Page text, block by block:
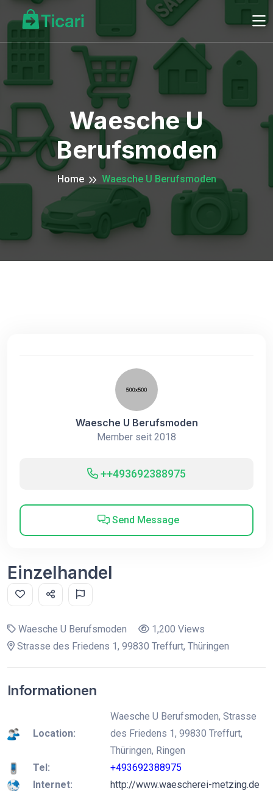
Waesche U
Berufsmoden
Home Waesche U Berufsmoden
Waesche U Berufsmoden
Member seit 2018
++493692388975
Send Message
Einzelhandel
Waesche U Berufsmoden
1,200 Views
Strasse des Friedens 1, 99830 Treffurt, Thüringen
Informationen
Location:
Waesche U Berufsmoden, Strasse
des Friedens 1, 99830 Treffurt,
Thüringen, Ringen
Tel:
+493692388975
Internet:
http://www.waescherei-metzing.de